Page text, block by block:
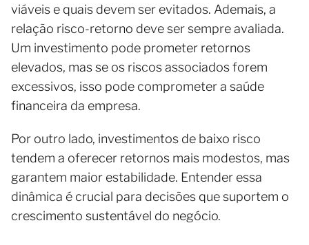
viáveis e quais devem ser evitados. Ademais, a
relação risco-retorno deve ser sempre avaliada.
Um investimento pode prometer retornos
elevados, mas se os riscos associados forem
excessivos, isso pode comprometer a saúde
financeira da empresa.
Por outro lado, investimentos de baixo risco
tendem a oferecer retornos mais modestos, mas
garantem maior estabilidade. Entender essa
dinâmica é crucial para decisões que suportem o
crescimento sustentável do negócio.